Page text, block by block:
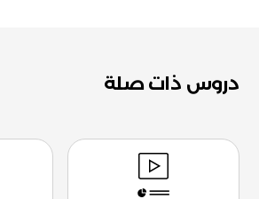
دروس ذات صلة